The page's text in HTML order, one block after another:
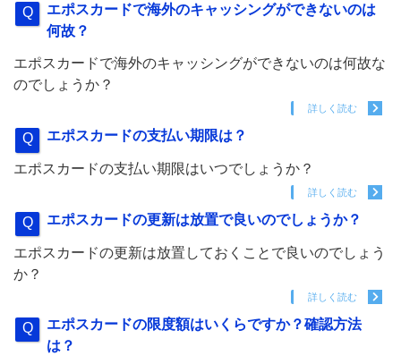
エポスカードで海外のキャッシングができないのは
何故？
エポスカードで海外のキャッシングができないのは何故な
のでしょうか？
詳しく読む
エポスカードの支払い期限は？
エポスカードの支払い期限はいつでしょうか？
詳しく読む
エポスカードの更新は放置で良いのでしょうか？
エポスカードの更新は放置しておくことで良いのでしょう
か？
詳しく読む
エポスカードの限度額はいくらですか？確認方法
は？